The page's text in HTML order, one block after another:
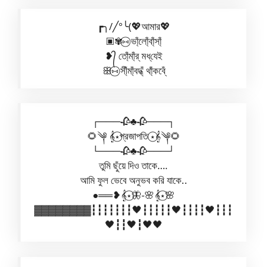
┏╮/╱°╰(💖আমার💖
▣✾⑅⃝ ভা্ঁলো্ঁবা্ঁসা্ঁ
❥᭄ তো্ঁমা্ঁর্ মধ্‌যেই
ꕥ⑅⃝ সী্ঁমা্ঁবদ্ধ্ঁ থা্ঁকবে্ঁ
┌───🥀♣🥀───┐
🌻༆ 𝄞⋆⃝প্রজাপতি ⋆⃝𝄞༆🌻
└───🥀♣🥀───┘
তুমি ছুঁয়ে দিও তাকে….
আমি ফুল ভেবে অনুভব করি যাকে..
●══❥𝄞⋆⃝🦋-🌸𝄞⋆⃝🌸
▓▓▓▓▓▓▓▓┇┇┇┇┇┇┇🖤┇┇┇┇┇🖤┇┇┇┇🖤┇┇┇
🖤┇┇🖤┇🖤🖤